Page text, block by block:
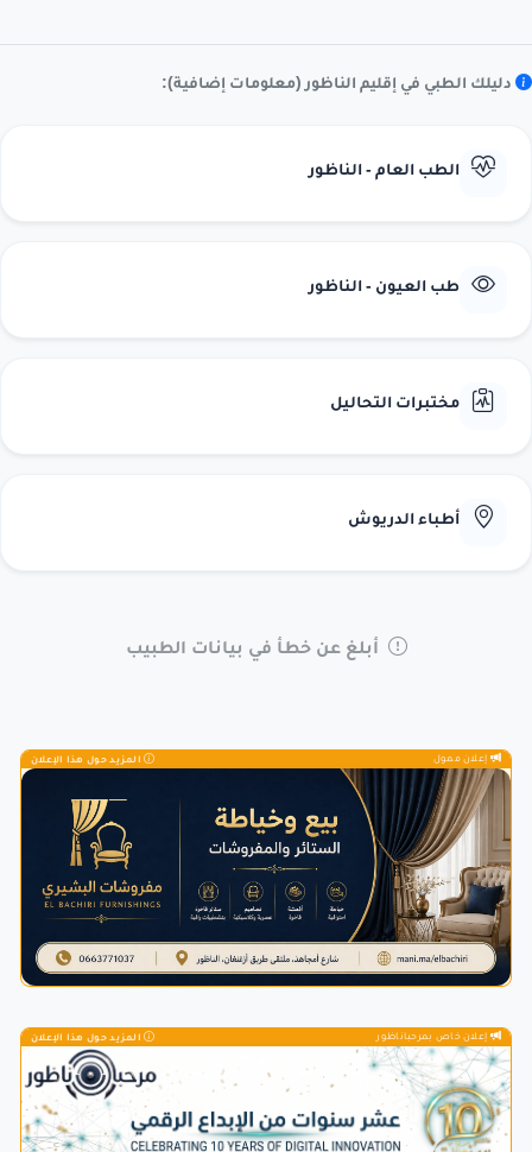
دليلك الطبي في إقليم الناظور (معلومات إضافية):
الطب العام - الناظور
طب العيون - الناظور
مختبرات التحاليل
أطباء الدريوش
أبلغ عن خطأ في بيانات الطبيب
إعلان ممول المزيد حول هذا الإعلان
إعلان خاص بمرحباناظور المزيد حول هذا الإعلان